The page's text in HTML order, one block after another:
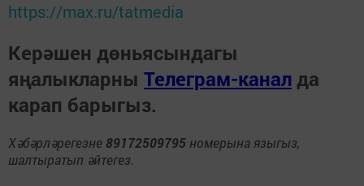
https://max.ru/tatmedia
Керәшен дөньясындагы
яңалыкларны Телеграм-канал да
карап барыгыз.
Хәбәрләрегезне 89172509795 номерына языгыз,
шалтыратып әйтегез.